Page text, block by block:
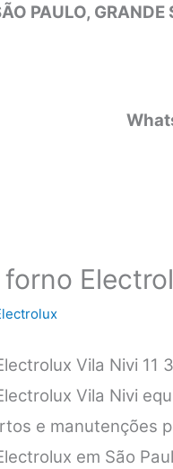
PAULO,
Vila Nivi 11
Vila Nivi
e manutenções
em São